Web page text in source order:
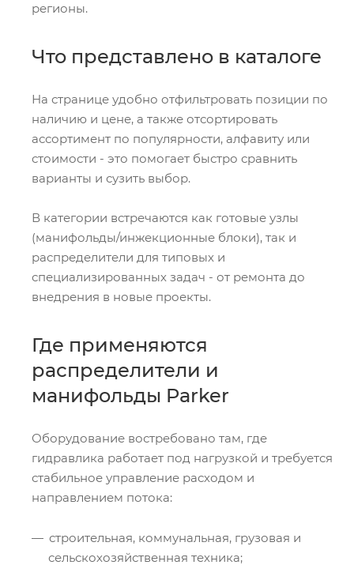
регионы.
Что представлено в каталоге
На странице удобно отфильтровать позиции по
наличию и цене, а также отсортировать
ассортимент по популярности, алфавиту или
стоимости - это помогает быстро сравнить
варианты и сузить выбор.
В категории встречаются как готовые узлы
(манифольды/инжекционные блоки), так и
распределители для типовых и
специализированных задач - от ремонта до
внедрения в новые проекты.
Где применяются
распределители и
манифольды Parker
Оборудование востребовано там, где
гидравлика работает под нагрузкой и требуется
стабильное управление расходом и
направлением потока:
строительная, коммунальная, грузовая и
сельскохозяйственная техника;